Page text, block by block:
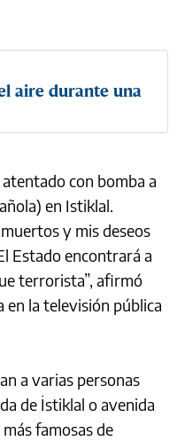
aire durante una
con bomba a
en Istiklal.
y mis deseos
Estado encontrará a
terrorista”, afirmó
en la televisión pública
a varias personas
de İstiklal o avenida
famosas de